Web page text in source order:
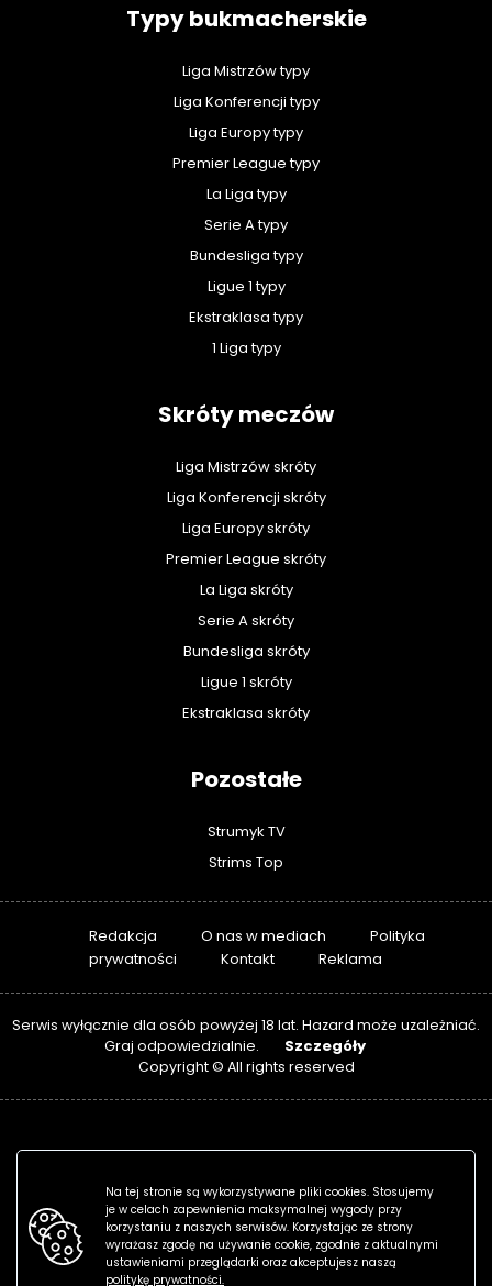
Typy bukmacherskie
Liga Mistrzów typy
Liga Konferencji typy
Liga Europy typy
Premier League typy
La Liga typy
Serie A typy
Bundesliga typy
Ligue 1 typy
Ekstraklasa typy
1 Liga typy
Skróty meczów
Liga Mistrzów skróty
Liga Konferencji skróty
Liga Europy skróty
Premier League skróty
La Liga skróty
Serie A skróty
Bundesliga skróty
Ligue 1 skróty
Ekstraklasa skróty
Pozostałe
Strumyk TV
Strims Top
Redakcja O nas w mediach
Polityka
prywatności
Kontakt Reklama
Serwis wyłącznie dla osób powyżej 18 lat. Hazard może uzależniać.
Graj odpowiedzialnie.
Szczegóły
Copyright © All rights reserved
Na tej stronie są wykorzystywane pliki cookies. Stosujemy
je w celach zapewnienia maksymalnej wygody przy
korzystaniu z naszych serwisów. Korzystając ze strony
wyrażasz zgodę na używanie cookie, zgodnie z aktualnymi
ustawieniami przeglądarki oraz akceptujesz naszą
politykę prywatności.